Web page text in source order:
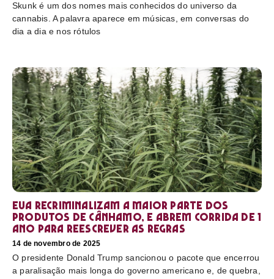
Skunk é um dos nomes mais conhecidos do universo da
cannabis. A palavra aparece em músicas, em conversas do
dia a dia e nos rótulos
EUA recriminalizam a maior parte dos
produtos de cânhamo, e abrem corrida de 1
ano para reescrever as regras
14 de novembro de 2025
O presidente Donald Trump sancionou o pacote que encerrou
a paralisação mais longa do governo americano e, de quebra,